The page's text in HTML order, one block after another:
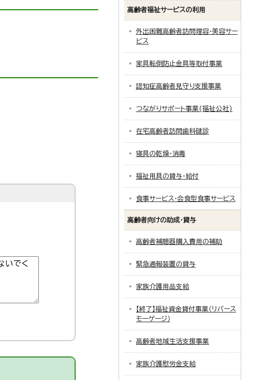
高齢者福祉サービスの利用
外出困難高齢者訪問理容・美容サー
ビス
家具転倒防止金具等取付事業
認知症高齢者見守り支援事業
つながりサポート事業(福祉公社)
在宅高齢者訪問歯科健診
寝具の乾燥・消毒
福祉用具の貸与・給付
食事サービス・会食型食事サービス
高齢者向けの助成・貸与
高齢者補聴器購入費用の補助
緊急通報装置の貸与
家族介護用品支給
【終了】福祉資金貸付事業（リバース
モーゲージ）
高齢者地域生活支援事業
家族介護慰労金支給